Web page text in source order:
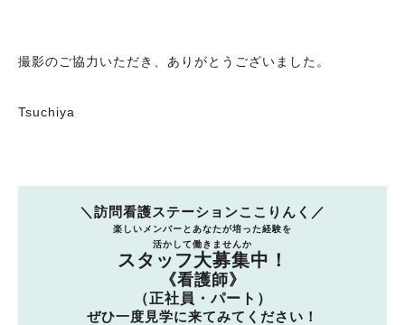
撮影のご協力いただき、ありがとうございました。
Tsuchiya
＼訪問看護ステーションここりんく／
楽しいメンバーとあなたが培った経験を
活かして働きませんか
スタッフ大募集中！
《看護師》
（正社員・パート）
ぜひ一度見学に来てみてください！